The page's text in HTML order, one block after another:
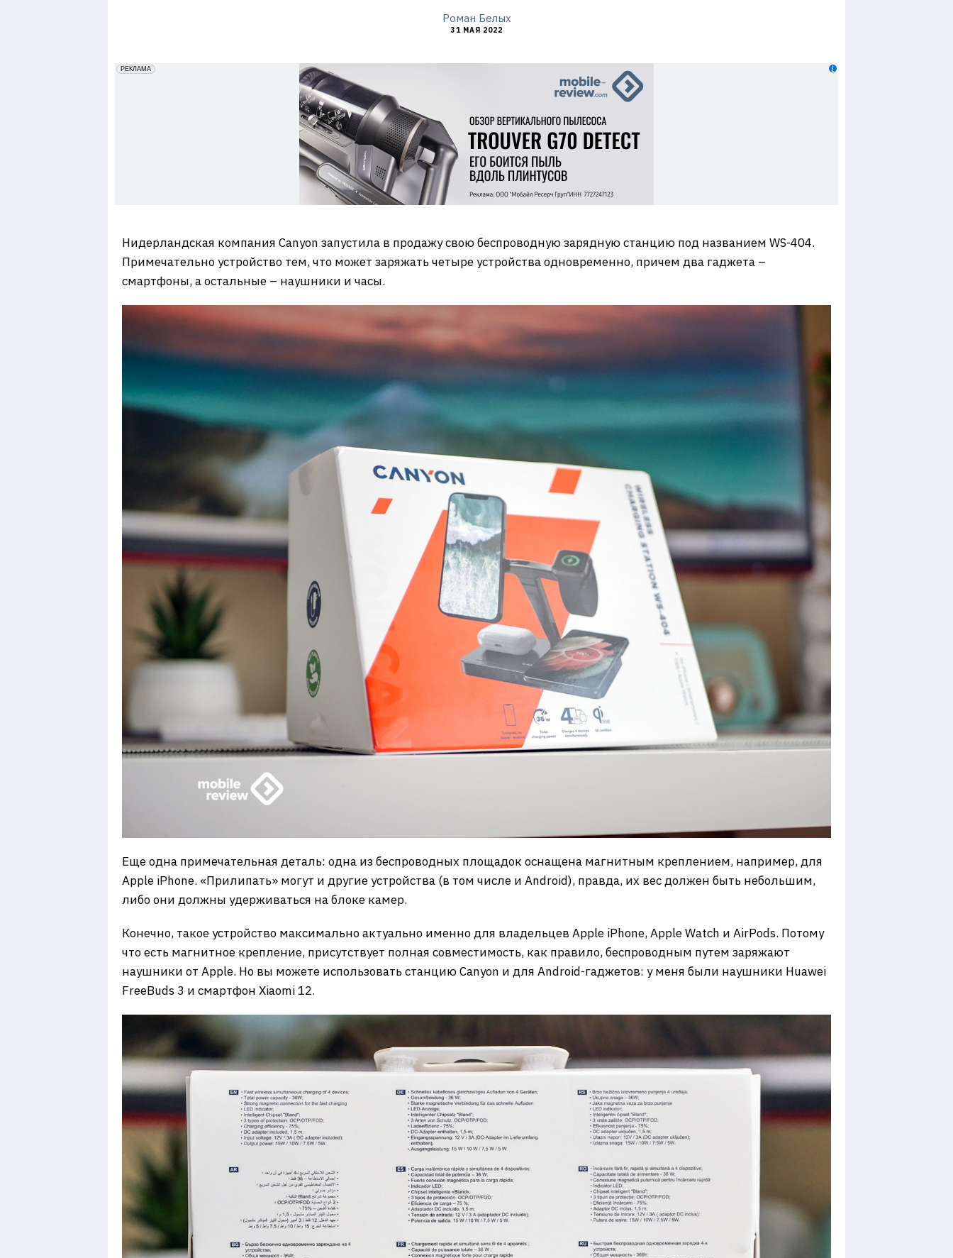
Роман Белых
31 МАЯ 2022
erid: 2VfnxxmNzs5
РЕКЛАМА
Нидерландская компания Canyon запустила в продажу свою беспроводную зарядную станцию под названием WS-404.
Примечательно устройство тем, что может заряжать четыре устройства одновременно, причем два гаджета –
смартфоны, а остальные – наушники и часы.
Еще одна примечательная деталь: одна из беспроводных площадок оснащена магнитным креплением, например, для
Apple iPhone. «Прилипать» могут и другие устройства (в том числе и Android), правда, их вес должен быть небольшим,
либо они должны удерживаться на блоке камер.
Конечно, такое устройство максимально актуально именно для владельцев Apple iPhone, Apple Watch и AirPods. Потому
что есть магнитное крепление, присутствует полная совместимость, как правило, беспроводным путем заряжают
наушники от Apple. Но вы можете использовать станцию Canyon и для Android-гаджетов: у меня были наушники Huawei
FreeBuds 3 и смартфон Xiaomi 12.